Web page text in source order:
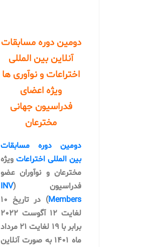
دومین دوره مسابقات
آنلاین بین المللی
اختراعات و نوآوری ها
ویژه اعضای
فدراسیون جهانی
مخترعان
دومین دوره مسابقات
بین المللی اختراعات ویژه
مخترعان و نوآوران عضو
فدراسیون (INV
Members
) در تاریخ ۱۰
لغایت ۱۲ آگوست ۲۰۲۲
برابر با ۱۹ لغایت ۲۱ مرداد
ماه ۱۴۰۱ به صورت آنلاین